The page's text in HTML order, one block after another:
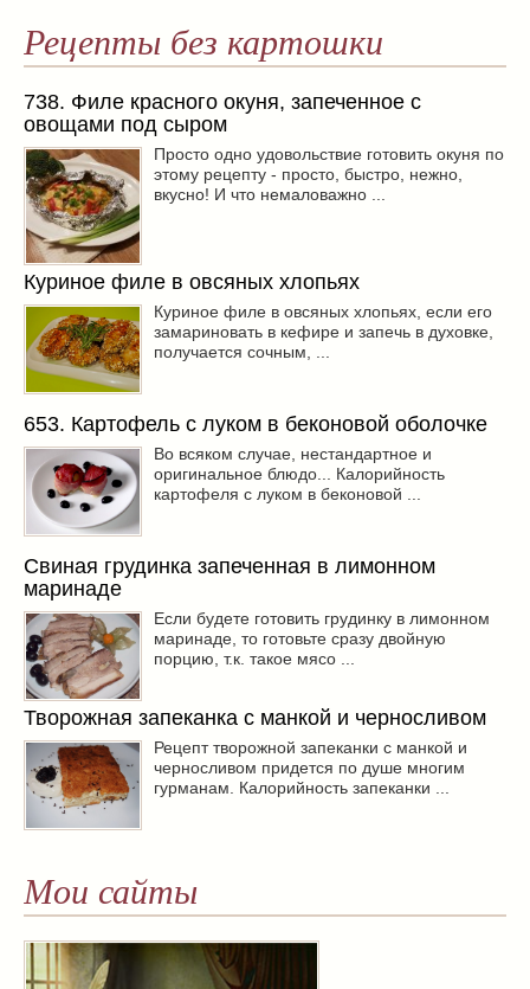
Рецепты без картошки
738. Филе красного окуня, запеченное с
овощами под сыром
Просто одно удовольствие готовить окуня по
этому рецепту - просто, быстро, нежно,
вкусно! И что немаловажно ...
Куриное филе в овсяных хлопьях
Куриное филе в овсяных хлопьях, если его
замариновать в кефире и запечь в духовке,
получается сочным, ...
653. Картофель с луком в беконовой оболочке
Во всяком случае, нестандартное и
оригинальное блюдо... Калорийность
картофеля с луком в беконовой ...
Свиная грудинка запеченная в лимонном
маринаде
Если будете готовить грудинку в лимонном
маринаде, то готовьте сразу двойную
порцию, т.к. такое мясо ...
Творожная запеканка с манкой и черносливом
Рецепт творожной запеканки с манкой и
черносливом придется по душе многим
гурманам. Калорийность запеканки ...
Мои сайты